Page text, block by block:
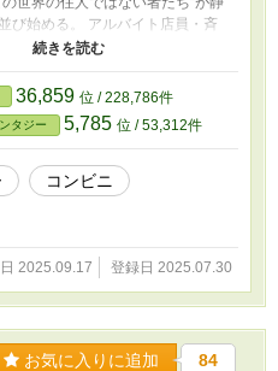
び始める。 アルバイト店員・斉
ト先が異世界と繋がっているこ
「ポイントカードお持ちです
それは異世界相手でも変わら
貯まるのは「ミッドナイトポイ
称ナイポ）」。 集まるのは、ど
ちょっと不器用な異世界の住人
商品一つひとつに込められる、
な物語。 これは、世界の境界を
お客様が来店されるのでしょ
堂や異世界居酒屋「のぶ」とは
して見て下さい
36,859 位 / 228,786件
タジー 5,785 位 / 53,312件
コンビニ
2025.09.17 登録日 2025.07.30
お気に入りに追加 84